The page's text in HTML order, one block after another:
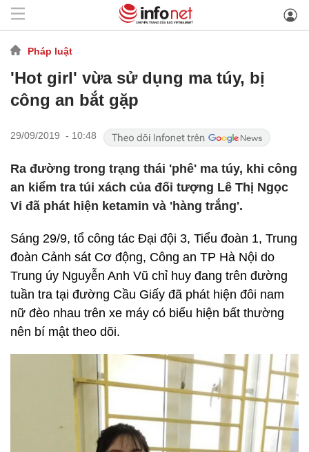
Pháp luật
'Hot girl' vừa sử dụng ma túy, bị
công an bắt gặp
29/09/2019 - 10:48
Ra đường trong trạng thái 'phê' ma túy, khi công
an kiểm tra túi xách của đối tượng Lê Thị Ngọc
Vi đã phát hiện ketamin và 'hàng trắng'.
Sáng 29/9, tổ công tác Đại đội 3, Tiểu đoàn 1, Trung
đoàn Cảnh sát Cơ động, Công an TP Hà Nội do
Trung úy Nguyễn Anh Vũ chỉ huy đang trên đường
tuần tra tại đường Cầu Giấy đã phát hiện đôi nam
nữ đèo nhau trên xe máy có biểu hiện bất thường
nên bí mật theo dõi.